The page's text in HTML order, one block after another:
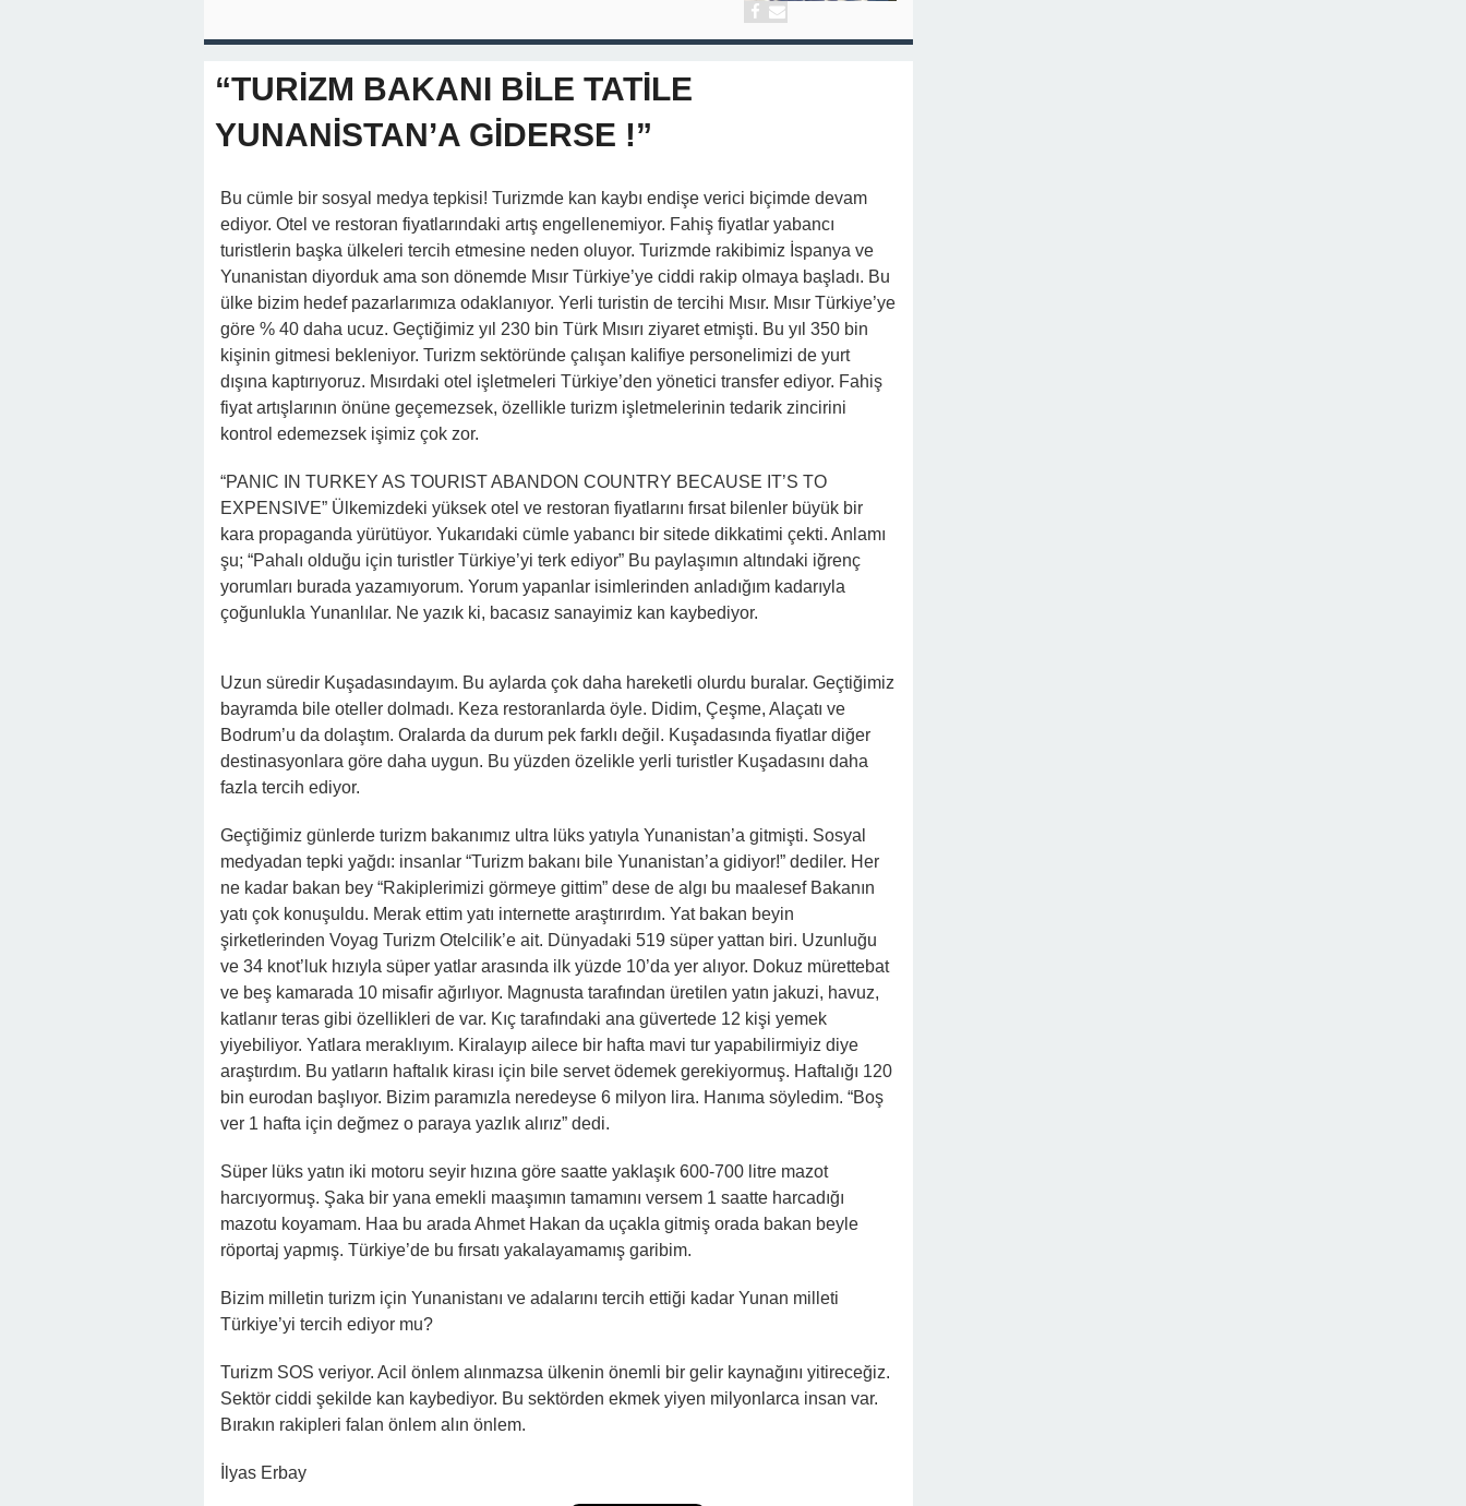
“TURİZM BAKANI BİLE TATİLE
YUNANİSTAN’A GİDERSE !”
Bu cümle bir sosyal medya tepkisi! Turizmde kan kaybı endişe verici biçimde devam
ediyor. Otel ve restoran fiyatlarındaki artış engellenemiyor. Fahiş fiyatlar yabancı
turistlerin başka ülkeleri tercih etmesine neden oluyor. Turizmde rakibimiz İspanya ve
Yunanistan diyorduk ama son dönemde Mısır Türkiye’ye ciddi rakip olmaya başladı. Bu
ülke bizim hedef pazarlarımıza odaklanıyor. Yerli turistin de tercihi Mısır. Mısır Türkiye’ye
göre % 40 daha ucuz. Geçtiğimiz yıl 230 bin Türk Mısırı ziyaret etmişti. Bu yıl 350 bin
kişinin gitmesi bekleniyor. Turizm sektöründe çalışan kalifiye personelimizi de yurt
dışına kaptırıyoruz. Mısırdaki otel işletmeleri Türkiye’den yönetici transfer ediyor. Fahiş
fiyat artışlarının önüne geçemezsek, özellikle turizm işletmelerinin tedarik zincirini
kontrol edemezsek işimiz çok zor.
“PANIC IN TURKEY AS TOURIST ABANDON COUNTRY BECAUSE IT’S TO
EXPENSIVE” Ülkemizdeki yüksek otel ve restoran fiyatlarını fırsat bilenler büyük bir
kara propaganda yürütüyor. Yukarıdaki cümle yabancı bir sitede dikkatimi çekti. Anlamı
şu; “Pahalı olduğu için turistler Türkiye’yi terk ediyor” Bu paylaşımın altındaki iğrenç
yorumları burada yazamıyorum. Yorum yapanlar isimlerinden anladığım kadarıyla
çoğunlukla Yunanlılar. Ne yazık ki, bacasız sanayimiz kan kaybediyor.
Uzun süredir Kuşadasındayım. Bu aylarda çok daha hareketli olurdu buralar. Geçtiğimiz
bayramda bile oteller dolmadı. Keza restoranlarda öyle. Didim, Çeşme, Alaçatı ve
Bodrum’u da dolaştım. Oralarda da durum pek farklı değil. Kuşadasında fiyatlar diğer
destinasyonlara göre daha uygun. Bu yüzden özelikle yerli turistler Kuşadasını daha
fazla tercih ediyor.
Geçtiğimiz günlerde turizm bakanımız ultra lüks yatıyla Yunanistan’a gitmişti. Sosyal
medyadan tepki yağdı: insanlar “Turizm bakanı bile Yunanistan’a gidiyor!” dediler. Her
ne kadar bakan bey “Rakiplerimizi görmeye gittim” dese de algı bu maalesef Bakanın
yatı çok konuşuldu. Merak ettim yatı internette araştırırdım. Yat bakan beyin
şirketlerinden Voyag Turizm Otelcilik’e ait. Dünyadaki 519 süper yattan biri. Uzunluğu
ve 34 knot’luk hızıyla süper yatlar arasında ilk yüzde 10’da yer alıyor. Dokuz mürettebat
ve beş kamarada 10 misafir ağırlıyor. Magnusta tarafından üretilen yatın jakuzi, havuz,
katlanır teras gibi özellikleri de var. Kıç tarafındaki ana güvertede 12 kişi yemek
yiyebiliyor. Yatlara meraklıyım. Kiralayıp ailece bir hafta mavi tur yapabilirmiyiz diye
araştırdım. Bu yatların haftalık kirası için bile servet ödemek gerekiyormuş. Haftalığı 120
bin eurodan başlıyor. Bizim paramızla neredeyse 6 milyon lira. Hanıma söyledim. “Boş
ver 1 hafta için değmez o paraya yazlık alırız” dedi.
Süper lüks yatın iki motoru seyir hızına göre saatte yaklaşık 600-700 litre mazot
harcıyormuş. Şaka bir yana emekli maaşımın tamamını versem 1 saatte harcadığı
mazotu koyamam. Haa bu arada Ahmet Hakan da uçakla gitmiş orada bakan beyle
röportaj yapmış. Türkiye’de bu fırsatı yakalayamamış garibim.
Bizim milletin turizm için Yunanistanı ve adalarını tercih ettiği kadar Yunan milleti
Türkiye’yi tercih ediyor mu?
Turizm SOS veriyor. Acil önlem alınmazsa ülkenin önemli bir gelir kaynağını yitireceğiz.
Sektör ciddi şekilde kan kaybediyor. Bu sektörden ekmek yiyen milyonlarca insan var.
Bırakın rakipleri falan önlem alın önlem.
İlyas Erbay